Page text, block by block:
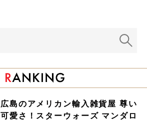
広島のアメリカン輸入雑貨屋 尊い
可愛さ！スターウォーズ マンダロ